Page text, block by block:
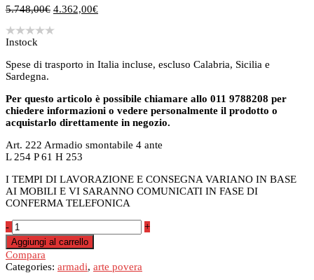
5.748,00€ Il
originale
4.362,00€Il
Instock
Spese di trasporto in Italia incluse, escluso Calabria, Sicilia e
Sardegna.
Per questo articolo è possibile chiamare allo 011 9788208 per
chiedere informazioni o vedere personalmente il prodotto o
acquistarlo direttamente in negozio.
Art. 222 Armadio smontabile 4 ante
L 254 P 61 H 253
I TEMPI DI LAVORAZIONE E CONSEGNA VARIANO IN BASE
AI MOBILI E VI SARANNO COMUNICATI IN FASE DI
CONFERMA TELEFONICA
-Armadio
art.
222
quantità
+
Aggiungi al carrello
Compara
Categories: armadi, arte povera